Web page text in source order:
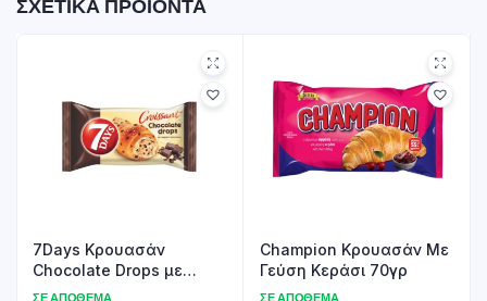
ΣΧΕΤΙΚΆ ΠΡΟΪΌΝΤΑ
7Days Κρουασάν
Chocolate Drops με
Κομμάτια Σοκολάτας
Champion Κρουασάν Με
Γεύση Κεράσι 70γρ